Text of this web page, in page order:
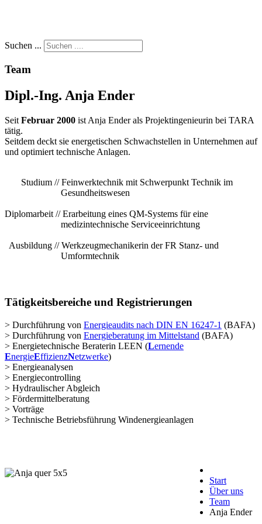
Suchen ...
Team
Dipl.-Ing. Anja Ender
Seit Februar 2000 ist Anja Ender als Projektingenieurin bei TARA
tätig.
Seitdem deckt sie energetischen Schwachstellen in Unternehmen auf
und optimiert technische Anlagen.
Studium // Feinwerktechnik mit Schwerpunkt Technik im
Gesundheitswesen
Diplomarbeit // Erarbeitung eines QM-Systems für eine
medizintechnische Serviceeinrichtung
Ausbildung // Werkzeugmechanikerin der FR Stanz- und
Umformtechnik
Tätigkeitsbereiche und Registrierungen
> Durchführung von Energieaudits nach DIN EN 16247-1 (BAFA)
> Durchführung von Energieberatung im Mittelstand (BAFA)
> Energietechnische Beraterin LEEN (Lernende
EnergieEffizienzNetzwerke)
> Energieanalysen
> Energiecontrolling
> Hydraulischer Abgleich
> Fördermittelberatung
> Vorträge
> Technische Betriebsführung Windenergieanlagen
Start
Über uns
Team
Anja Ender